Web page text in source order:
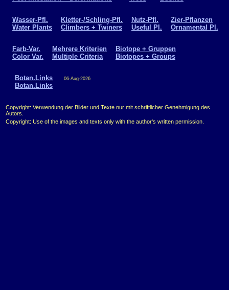
Wasser-Pfl.
Water Plants
Kletter-/Schling-Pfl.
Climbers + Twiners
Nutz-Pfl.
Useful Pl.
Zier-Pflanzen
Ornamental Pl.
Farb-Var.
Color Var.
Mehrere Kriterien
Multiple Criteria
Biotope + Gruppen
Biotopes + Groups
Botan.Links
Botan.Links
06-Aug-2026
Copyright: Verwendung der Bilder und Texte nur mit schriftlicher Genehmigung des
Autors.
Copyright: Use of the images and texts only with the author's written permission.